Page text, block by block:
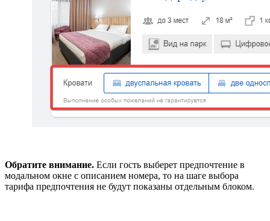
Обратите внимание. Если гость выберет предпочтение в
модальном окне с описанием номера, то на шаге выбора
тарифа предпочтения не будут показаны отдельным блоком.